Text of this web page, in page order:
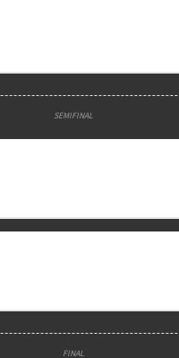
SEMIFINAL
FINAL